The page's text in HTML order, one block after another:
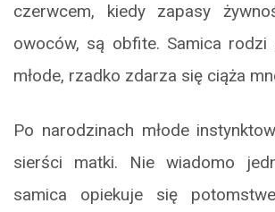
czerwcem, kiedy zapasy
owoców, są obfite. Samica rodzi
młode, rzadko zdarza się ciąża
Po narodzinach młode
sierści matki. Nie wiadomo
samica opiekuje się